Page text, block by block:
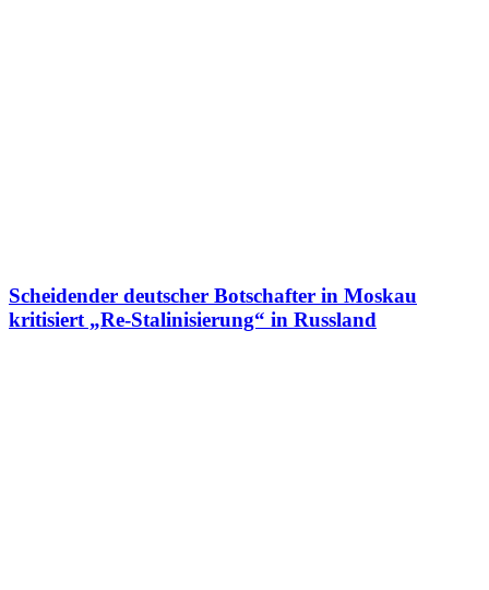
Scheidender deutscher Botschafter in Moskau
kritisiert „Re-Stalinisierung“ in Russland